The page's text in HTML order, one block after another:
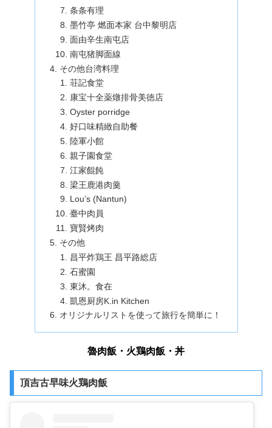
条条有理
墨竹亭 燃面本家 台中黎明店
面由辛生南屯店
南屯猪脚面線
その他台湾料理
荘記食堂
康宝十全薬燉排骨美徳店
Oyster porridge
好口味精緻自助餐
陸軍小館
親子園食堂
江家餛飩
梁王鹿港肉羹
Lou’s (Nantun)
臺中肉員
寶賢烤肉
その他
昌平炸鶏王 昌平路総店
石蜜園
東沐。食在
凱恩厨房K.in Kitchen
オリジナルリストを使って旅行を簡単に！
魯肉飯・火鶏肉飯・丼
頂吉古早味火鶏肉飯